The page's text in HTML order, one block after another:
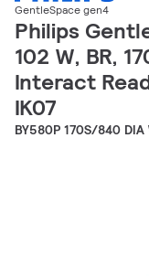
GentleSpace gen4
Philips
102 W, BR,
Interact
IK07
BY580P 170S/840 DIA